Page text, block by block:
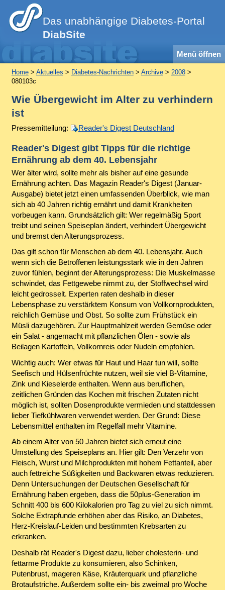
Das unabhängige Diabetes-Portal
DiabSite
Menü öffnen
Home> Aktuelles > Diabetes-Nachrichten> Archive> 2008>
080103c
Wie Übergewicht im Alter zu verhindern
ist
Pressemitteilung: Reader's Digest Deutschland
Reader's Digest gibt Tipps für die richtige
Ernährung ab dem 40. Lebensjahr
Wer älter wird, sollte mehr als bisher auf eine gesunde
Ernährung achten. Das Magazin Reader's Digest (Januar-
Ausgabe) bietet jetzt einen umfassenden Überblick, wie man
sich ab 40 Jahren richtig ernährt und damit Krankheiten
vorbeugen kann. Grundsätzlich gilt: Wer regelmäßig Sport
treibt und seinen Speiseplan ändert, verhindert Übergewicht
und bremst den Alterungsprozess.
Das gilt schon für Menschen ab dem 40. Lebensjahr. Auch
wenn sich die Betroffenen leistungsstark wie in den Jahren
zuvor fühlen, beginnt der Alterungsprozess: Die Muskelmasse
schwindet, das Fettgewebe nimmt zu, der Stoffwechsel wird
leicht gedrosselt. Experten raten deshalb in dieser
Lebensphase zu verstärktem Konsum von Vollkornprodukten,
reichlich Gemüse und Obst. So sollte zum Frühstück ein
Müsli dazugehören. Zur Hauptmahlzeit werden Gemüse oder
ein Salat - angemacht mit pflanzlichen Ölen - sowie als
Beilagen Kartoffeln, Vollkornreis oder Nudeln empfohlen.
Wichtig auch: Wer etwas für Haut und Haar tun will, sollte
Seefisch und Hülsenfrüchte nutzen, weil sie viel B-Vitamine,
Zink und Kieselerde enthalten. Wenn aus beruflichen,
zeitlichen Gründen das Kochen mit frischen Zutaten nicht
möglich ist, sollten Dosenprodukte vermieden und stattdessen
lieber Tiefkühlwaren verwendet werden. Der Grund: Diese
Lebensmittel enthalten im Regelfall mehr Vitamine.
Ab einem Alter von 50 Jahren bietet sich erneut eine
Umstellung des Speiseplans an. Hier gilt: Den Verzehr von
Fleisch, Wurst und Milchprodukten mit hohem Fettanteil, aber
auch fettreiche Süßigkeiten und Backwaren etwas reduzieren.
Denn Untersuchungen der Deutschen Gesellschaft für
Ernährung haben ergeben, dass die 50plus-Generation im
Schnitt 400 bis 600 Kilokalorien pro Tag zu viel zu sich nimmt.
Solche Extrapfunde erhöhen aber das Risiko, an Diabetes,
Herz-Kreislauf-Leiden und bestimmten Krebsarten zu
erkranken.
Deshalb rät Reader's Digest dazu, lieber cholesterin- und
fettarme Produkte zu konsumieren, also Schinken,
Putenbrust, mageren Käse, Kräuterquark und pflanzliche
Brotaufstriche. Außerdem sollte ein- bis zweimal pro Woche